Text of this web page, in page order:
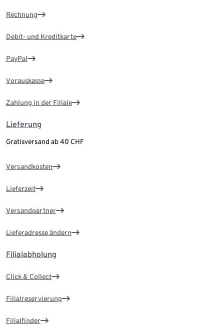
Rechnung
Debit- und Kreditkarte
PayPal
Vorauskasse
Zahlung in der Filiale
Lieferung
Gratisversand ab 40 CHF
Versandkosten
Lieferzeit
Versandpartner
Lieferadresse ändern
Filialabholung
Click & Collect
Filialreservierung
Filialfinder